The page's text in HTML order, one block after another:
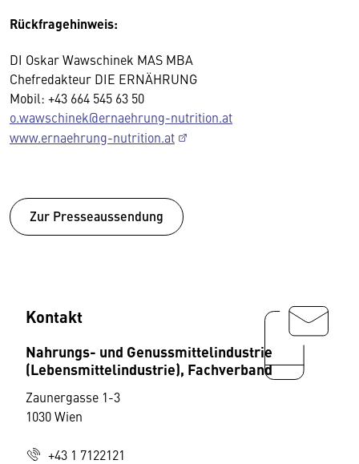
Rückfragehinweis:
DI Oskar Wawschinek MAS MBA
Chefredakteur DIE ERNÄHRUNG
Mobil: +43 664 545 63 50
o.wawschinek@ernaehrung-nutrition.at
www.ernaehrung-nutrition.at
Zur Presseaussendung
Kontakt
Nahrungs- und Genussmittelindustrie
(Lebensmittelindustrie), Fachverband
Zaunergasse 1-3
1030 Wien
+43 1 7122121